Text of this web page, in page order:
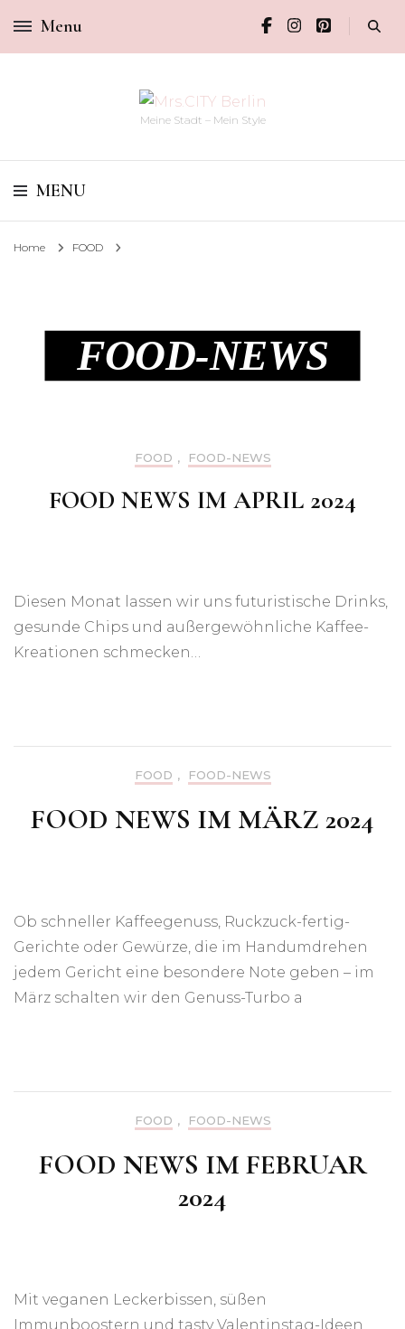
Menu
Meine Stadt – Mein Style
MENU
Home FOOD
FOOD-NEWS
FOOD , FOOD-NEWS
FOOD NEWS IM APRIL 2024
Diesen Monat lassen wir uns futuristische Drinks,
gesunde Chips und außergewöhnliche Kaffee-
Kreationen schmecken…
FOOD , FOOD-NEWS
FOOD NEWS IM MÄRZ 2024
Ob schneller Kaffeegenuss, Ruckzuck-fertig-
Gerichte oder Gewürze, die im Handumdrehen
jedem Gericht eine besondere Note geben – im
März schalten wir den Genuss-Turbo a
FOOD , FOOD-NEWS
FOOD NEWS IM FEBRUAR
2024
Mit veganen Leckerbissen, süßen
Immunboostern und tasty Valentinstag-Ideen